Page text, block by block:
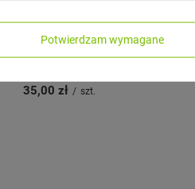
B.BOX
B.Box Nakładka na butelkę 1L
Space
35,00 zł / szt.
Potwierdzam wymagane